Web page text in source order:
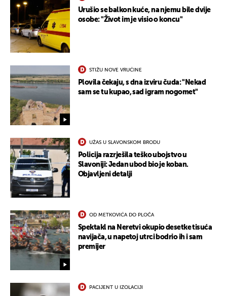
Urušio se balkon kuće, na njemu bile dvije
osobe: "Život im je visio o koncu"
STIŽU NOVE VRUĆINE
Plovila čekaju, s dna izviru čuda: "Nekad
sam se tu kupao, sad igram nogomet"
UŽAS U SLAVONSKOM BRODU
Policija razrješila teško ubojstvo u
Slavoniji: Jedan ubod bio je koban.
Objavljeni detalji
OD METKOVIĆA DO PLOČA
Spektakl na Neretvi okupio desetke tisuća
navijača, u napetoj utrci bodrio ih i sam
premijer
PACIJENT U IZOLACIJI